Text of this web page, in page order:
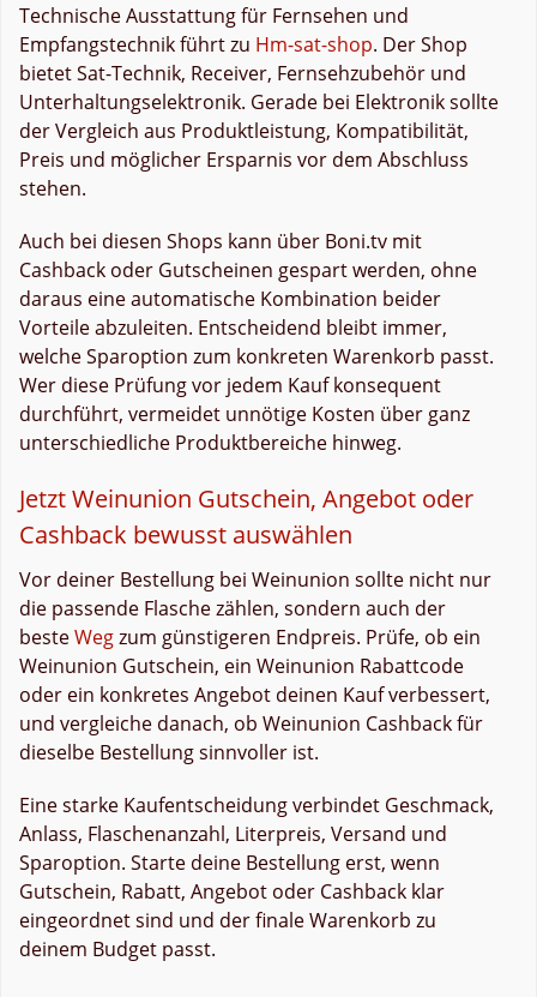
Technische Ausstattung für Fernsehen und
Empfangstechnik führt zu Hm-sat-shop. Der Shop
bietet Sat-Technik, Receiver, Fernsehzubehör und
Unterhaltungselektronik. Gerade bei Elektronik sollte
der Vergleich aus Produktleistung, Kompatibilität,
Preis und möglicher Ersparnis vor dem Abschluss
stehen.
Auch bei diesen Shops kann über Boni.tv mit
Cashback oder Gutscheinen gespart werden, ohne
daraus eine automatische Kombination beider
Vorteile abzuleiten. Entscheidend bleibt immer,
welche Sparoption zum konkreten Warenkorb passt.
Wer diese Prüfung vor jedem Kauf konsequent
durchführt, vermeidet unnötige Kosten über ganz
unterschiedliche Produktbereiche hinweg.
Jetzt Weinunion Gutschein, Angebot oder
Cashback bewusst auswählen
Vor deiner Bestellung bei Weinunion sollte nicht nur
die passende Flasche zählen, sondern auch der
besteWegzum günstigeren Endpreis. Prüfe, ob ein
Weinunion Gutschein, ein Weinunion Rabattcode
oder ein konkretes Angebot deinen Kauf verbessert,
und vergleiche danach, ob Weinunion Cashback für
dieselbe Bestellung sinnvoller ist.
Eine starke Kaufentscheidung verbindet Geschmack,
Anlass, Flaschenanzahl, Literpreis, Versand und
Sparoption. Starte deine Bestellung erst, wenn
Gutschein, Rabatt, Angebot oder Cashback klar
eingeordnet sind und der finale Warenkorb zu
deinem Budget passt.